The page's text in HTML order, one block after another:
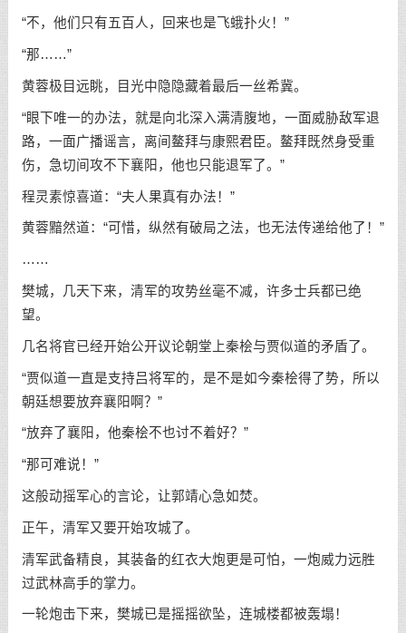
“不，他们只有五百人，回来也是飞蛾扑火！”
“那……”
黄蓉极目远眺，目光中隐隐藏着最后一丝希冀。
“眼下唯一的办法，就是向北深入满清腹地，一面威胁敌军退
路，一面广播谣言，离间鳌拜与康熙君臣。鳌拜既然身受重
伤，急切间攻不下襄阳，他也只能退军了。”
程灵素惊喜道：“夫人果真有办法！”
黄蓉黯然道：“可惜，纵然有破局之法，也无法传递给他了！”
……
樊城，几天下来，清军的攻势丝毫不减，许多士兵都已绝
望。
几名将官已经开始公开议论朝堂上秦桧与贾似道的矛盾了。
“贾似道一直是支持吕将军的，是不是如今秦桧得了势，所以
朝廷想要放弃襄阳啊？”
“放弃了襄阳，他秦桧不也讨不着好？”
“那可难说！”
这般动摇军心的言论，让郭靖心急如焚。
正午，清军又要开始攻城了。
清军武备精良，其装备的红衣大炮更是可怕，一炮威力远胜
过武林高手的掌力。
一轮炮击下来，樊城已是摇摇欲坠，连城楼都被轰塌！